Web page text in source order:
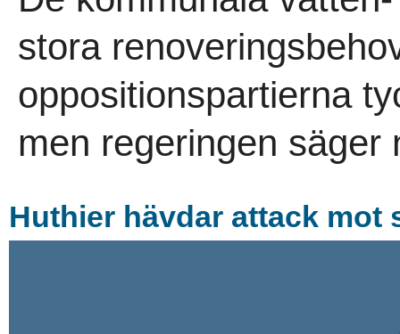
stora
oppositionspartierna
men regeringen säger
Huthier hävdar attack mot